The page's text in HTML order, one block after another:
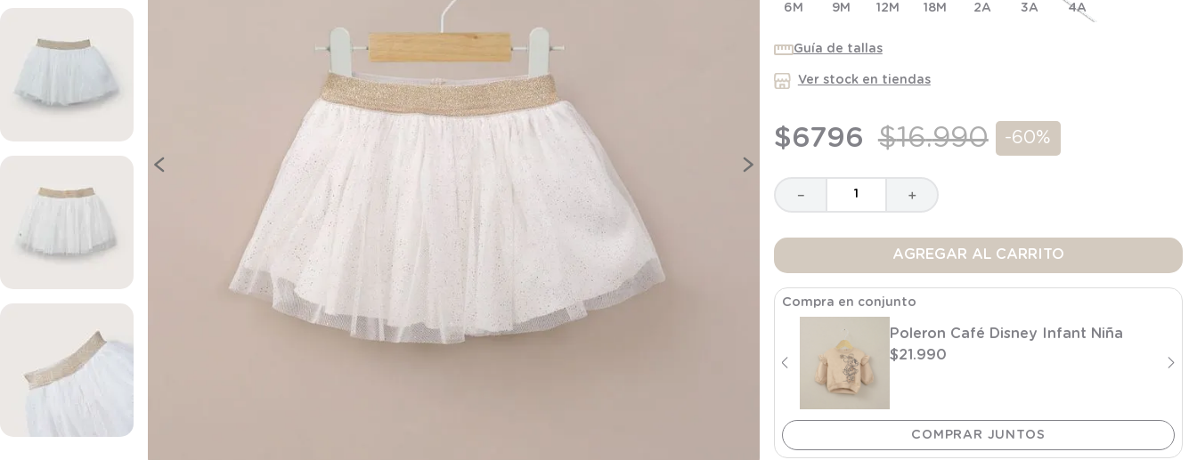
6M 9M 12M 18M 2A 3A 4A
Guía de tallas
Ver stock en tiendas
$6796 $16.990 -60%
＋
－
AGREGAR AL CARRITO
Compra en conjunto
Poleron Rosa Viejo Disney Infant
Poleron Café Disney Infant Niña
$21 .990
10.